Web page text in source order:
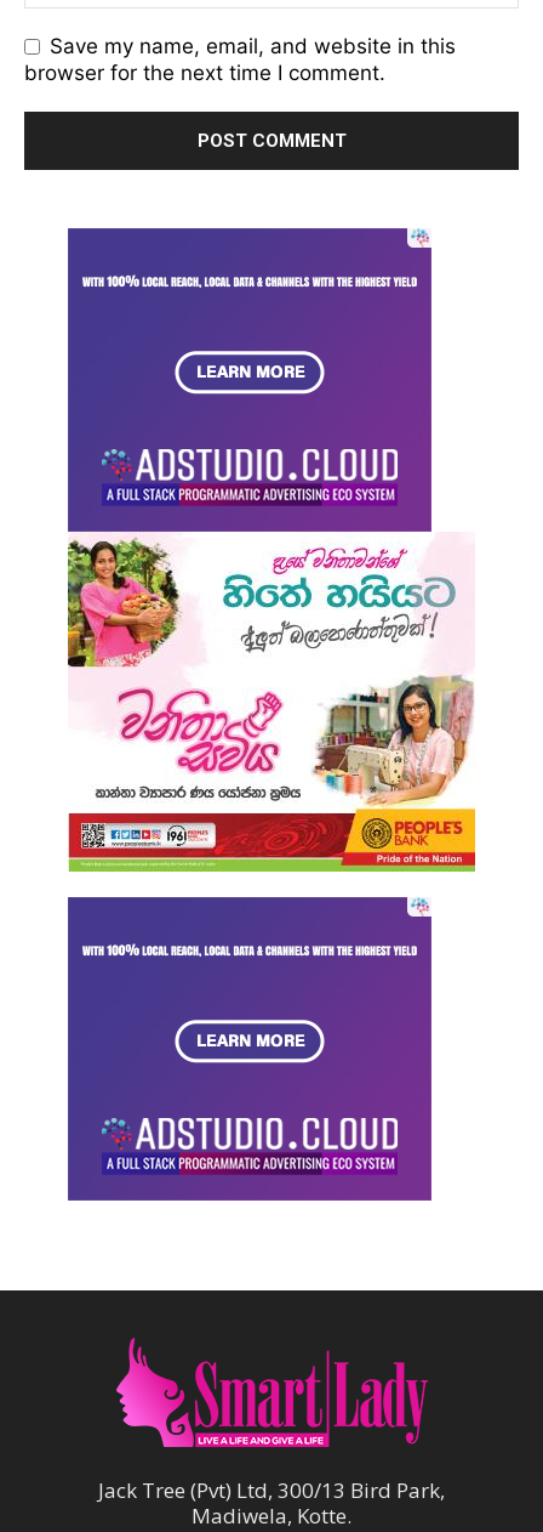
Save my name, email, and website in this
browser for the next time I comment.
Jack Tree (Pvt) Ltd, 300/13 Bird Park,
Madiwela, Kotte.